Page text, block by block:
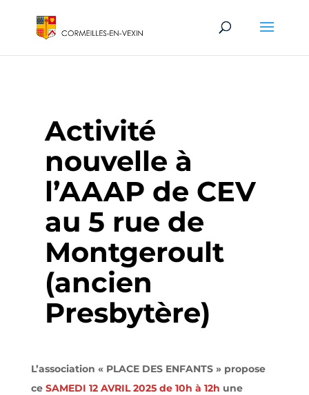
Activité
nouvelle à
l’AAAP de CEV
au 5 rue de
Montgeroult
(ancien
Presbytère)
L’association « PLACE DES ENFANTS » propose
ce SAMEDI 12 AVRIL 2025 de 10h à 12h une